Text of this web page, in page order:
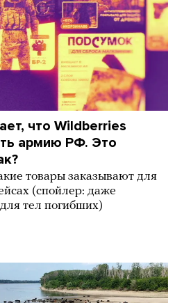
что Wildberries
армию РФ. Это
товары заказывают для
(спойлер: даже
тел погибших)